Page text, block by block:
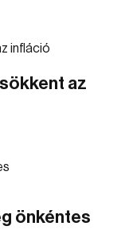
az
önkéntes